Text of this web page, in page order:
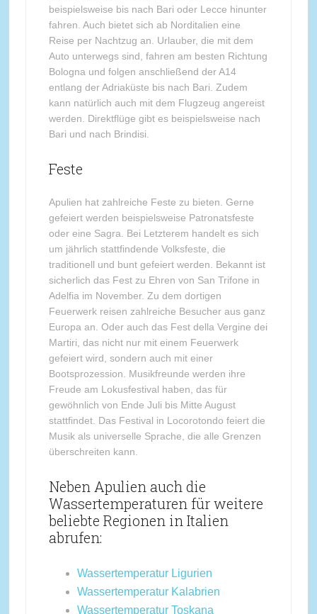
beispielsweise bis nach Bari oder Lecce hinunter
fahren. Auch bietet sich ab Norditalien eine
Reise per Nachtzug an. Urlauber, die mit dem
Auto unterwegs sind, fahren am besten Richtung
Bologna und folgen anschließend der A14
entlang der Adriaküste bis nach Bari. Zudem
kann natürlich auch mit dem Flugzeug angereist
werden. Direktflüge gibt es beispielsweise nach
Bari und nach Brindisi.
Feste
Apulien hat zahlreiche Feste zu bieten. Gerne
gefeiert werden beispielsweise Patronatsfeste
oder eine Sagra. Bei Letzterem handelt es sich
um jährlich stattfindende Volksfeste, die
traditionell und bunt gefeiert werden. Bekannt ist
sicherlich das Fest zu Ehren von San Trifone in
Adelfia im November. Zu dem dortigen
Feuerwerk reisen zahlreiche Besucher aus ganz
Europa an. Oder auch das Fest della Vergine dei
Martiri, das nicht nur mit einem Feuerwerk
gefeiert wird, sondern auch mit einer
Bootsprozession. Musikfreunde werden ihre
Freude am Lokusfestival haben, das für
gewöhnlich von Ende Juli bis Mitte August
stattfindet. Das Festival in Locorotondo feiert die
Musik als universelle Sprache, die alle Grenzen
überschreiten kann.
Neben Apulien auch die
Wassertemperaturen für weitere
beliebte Regionen in Italien
abrufen:
Wassertemperatur Ligurien
Wassertemperatur Kalabrien
Wassertemperatur Toskana